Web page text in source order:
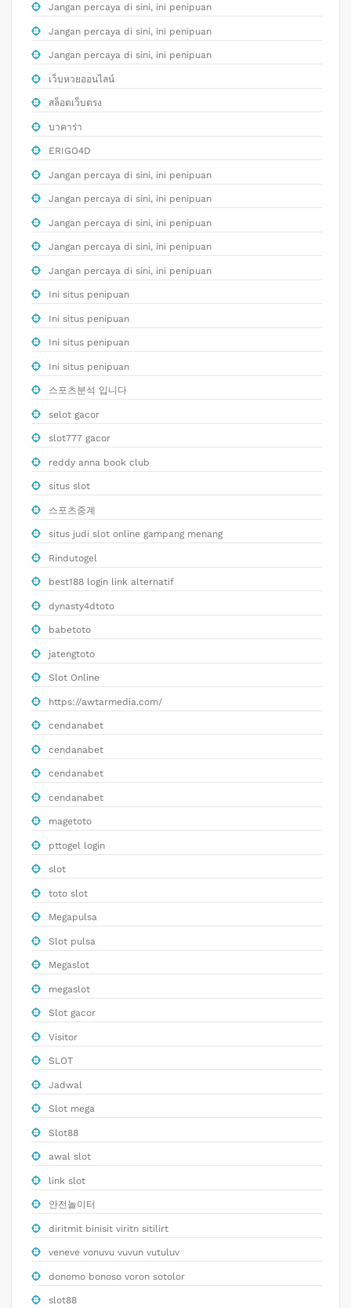
Jangan percaya di sini, ini penipuan
Jangan percaya di sini, ini penipuan
Jangan percaya di sini, ini penipuan
เว็บหวยออนไลน์
สล็อตเว็บตรง
บาคาร่า
ERIGO4D
Jangan percaya di sini, ini penipuan
Jangan percaya di sini, ini penipuan
Jangan percaya di sini, ini penipuan
Jangan percaya di sini, ini penipuan
Jangan percaya di sini, ini penipuan
Ini situs penipuan
Ini situs penipuan
Ini situs penipuan
Ini situs penipuan
스포츠분석 입니다
selot gacor
slot777 gacor
reddy anna book club
situs slot
스포츠중계
situs judi slot online gampang menang
Rindutogel
best188 login link alternatif
dynasty4dtoto
babetoto
jatengtoto
Slot Online
https://awtarmedia.com/
cendanabet
cendanabet
cendanabet
cendanabet
magetoto
pttogel login
slot
toto slot
Megapulsa
Slot pulsa
Megaslot
megaslot
Slot gacor
Visitor
SLOT
Jadwal
Slot mega
Slot88
awal slot
link slot
안전놀이터
diritmit binisit viritn sitilirt
veneve vonuvu vuvun vutuluv
donomo bonoso voron sotolor
slot88